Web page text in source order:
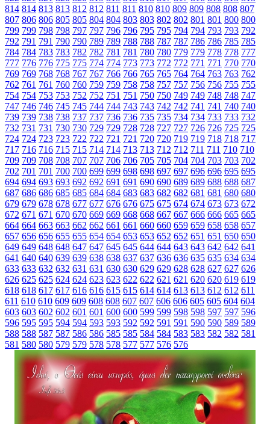
814 814 813 813 812 812 811 811 810 810 809 809 808 808 807
807 806 806 805 805 804 804 803 803 802 802 801 801 800 800
799 799 798 798 797 797 796 796 795 795 794 794 793 793 792
792 791 791 790 790 789 789 788 788 787 787 786 786 785 785
784 784 783 783 782 782 781 781 780 780 779 779 778 778 777
777 776 776 775 775 774 774 773 773 772 772 771 771 770 770
769 769 768 768 767 767 766 766 765 765 764 764 763 763 762
762 761 761 760 760 759 759 758 758 757 757 756 756 755 755
754 754 753 753 752 752 751 751 750 750 749 749 748 748 747
747 746 746 745 745 744 744 743 743 742 742 741 741 740 740
739 739 738 738 737 737 736 736 735 735 734 734 733 733 732
732 731 731 730 730 729 729 728 728 727 727 726 726 725 725
724 724 723 723 722 722 721 721 720 720 719 719 718 718 717
717 716 716 715 715 714 714 713 713 712 712 711 711 710 710
709 709 708 708 707 707 706 706 705 705 704 704 703 703 702
702 701 701 700 700 699 699 698 698 697 697 696 696 695 695
694 694 693 693 692 692 691 691 690 690 689 689 688 688 687
687 686 686 685 685 684 684 683 683 682 682 681 681 680 680
679 679 678 678 677 677 676 676 675 675 674 674 673 673 672
672 671 671 670 670 669 669 668 668 667 667 666 666 665 665
664 664 663 663 662 662 661 661 660 660 659 659 658 658 657
657 656 656 655 655 654 654 653 653 652 652 651 651 650 650
649 649 648 648 647 647 645 645 644 644 643 643 642 642 641
641 640 640 639 639 638 638 637 637 636 636 635 635 634 634
633 633 632 632 631 631 630 630 629 629 628 628 627 627 626
626 625 625 624 624 623 623 622 622 621 621 620 620 619 619
618 618 617 617 616 616 615 615 614 614 613 613 612 612 611
611 610 610 609 609 608 608 607 607 606 606 605 605 604 604
603 603 602 602 601 601 600 600 599 599 598 598 597 597 596
596 595 595 594 594 593 593 592 592 591 591 590 590 589 589
588 588 587 587 586 586 585 585 584 584 583 583 582 582 581
581 580 580 579 579 578 578 577 577 576 576